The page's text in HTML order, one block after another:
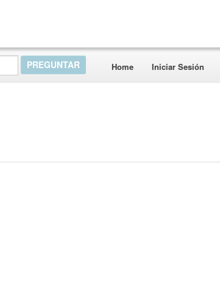
Home Iniciar Sesión